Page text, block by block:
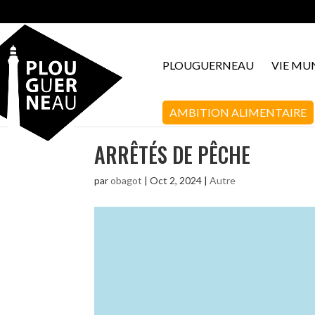
PLOUGUERNEAU VIE
AMBITION ALIMENTAIRE
ARRÊTÉS DE PÊCHE
parobagot |Oct 2, 2024 |Autre